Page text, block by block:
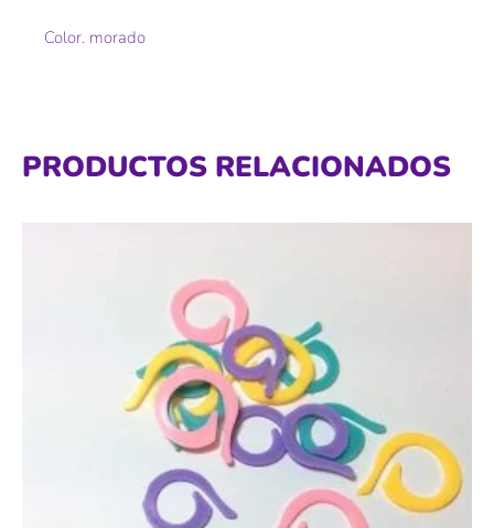
Color. morado
PRODUCTOS RELACIONADOS